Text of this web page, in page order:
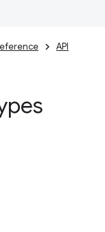
API